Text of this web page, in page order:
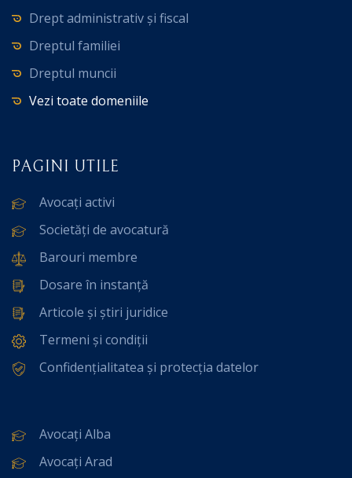
Drept administrativ și fiscal
Dreptul familiei
Dreptul muncii
Vezi toate domeniile
PAGINI UTILE
Avocați activi
Societăți de avocatură
Barouri membre
Dosare în instanță
Articole și știri juridice
Termeni și condiții
Confidențialitatea și protecția datelor
Avocați Alba
Avocați Arad